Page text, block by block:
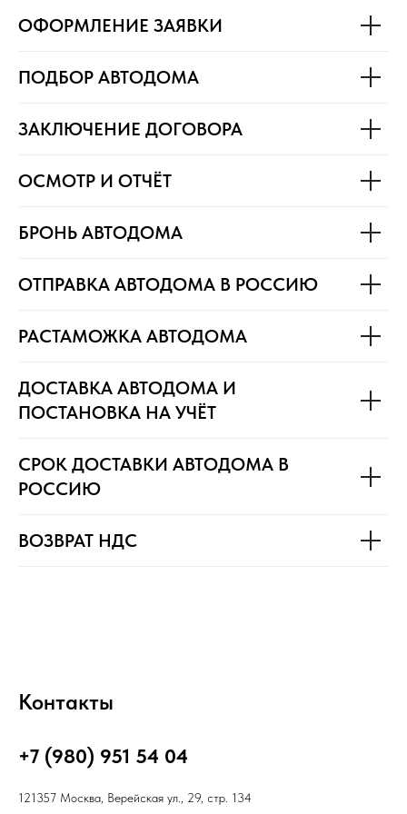
ОФОРМЛЕНИЕ ЗАЯВКИ
ПОДБОР АВТОДОМА
ЗАКЛЮЧЕНИЕ ДОГОВОРА
ОСМОТР И ОТЧЁТ
БРОНЬ АВТОДОМА
ОТПРАВКА АВТОДОМА В РОССИЮ
РАСТАМОЖКА АВТОДОМА
ДОСТАВКА АВТОДОМА И
ПОСТАНОВКА НА УЧЁТ
СРОК ДОСТАВКИ АВТОДОМА В
РОССИЮ
ВОЗВРАТ НДС
Контакты
+7 (980) 951 54 04
121357 Москва, Верейская ул., 29, стр. 134